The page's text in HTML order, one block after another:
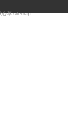
心草sitemap